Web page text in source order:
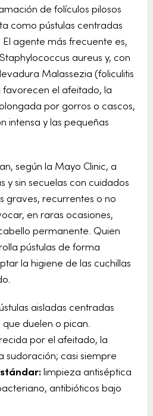
de folículos pilosos
como pústulas centradas
agente más frecuente es,
aureus y, con
Malassezia (foliculitis
el afeitado, la
por gorros o cascos,
intensa y las pequeñas
según la Mayo Clinic, a
y sin secuelas con cuidados
graves, recurrentes o no
en raras ocasiones,
permanente. Quien
pústulas de forma
la higiene de las cuchillas
aisladas centradas
duelen o pican.
por el afeitado, la
sudoración; casi siempre
limpieza antiséptica
antibióticos bajo